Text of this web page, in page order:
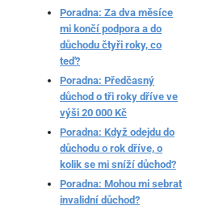
Poradna: Za dva měsíce
mi končí podpora a do
důchodu čtyři roky, co
teď?
Poradna: Předčasný
důchod o tři roky dříve ve
výši 20 000 Kč
Poradna: Když odejdu do
důchodu o rok dříve, o
kolik se mi sníží důchod?
Poradna: Mohou mi sebrat
invalidní důchod?